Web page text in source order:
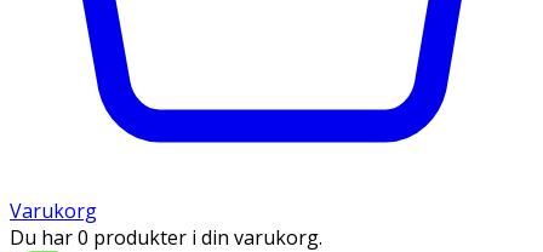
Varukorg
Du har 0 produkter i din varukorg.